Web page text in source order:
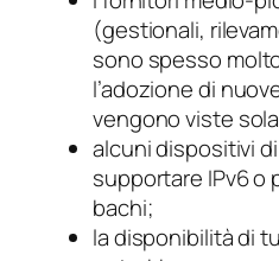
(gestionali,
sono spesso
l’adozione di
vengono viste
alcuni dispositivi
supportare IPv6 o
bachi;
la disponibilità di